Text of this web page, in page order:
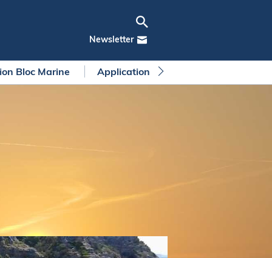
Newsletter
Bloc Marine Application Bloc Marine